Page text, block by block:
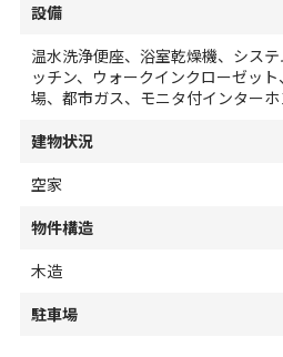
設備
温水洗浄便座、浴室乾燥機、シス
ッチン、ウォークインクローゼッ
場、都市ガス、モニタ付インター
建物状況
空家
物件構造
木造
駐車場